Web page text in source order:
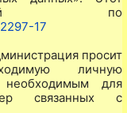
по
17
просит
личную
для
связанных с